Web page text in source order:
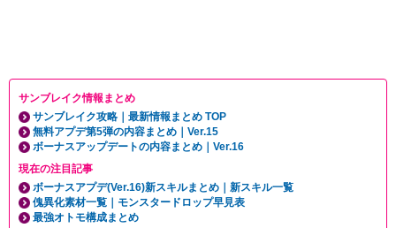
サンブレイク情報まとめ
サンブレイク攻略｜最新情報まとめ TOP
無料アプデ第5弾の内容まとめ｜Ver.15
ボーナスアップデートの内容まとめ｜Ver.16
現在の注目記事
ボーナスアプデ(Ver.16)新スキルまとめ｜新スキル一覧
傀異化素材一覧｜モンスタードロップ早見表
最強オトモ構成まとめ